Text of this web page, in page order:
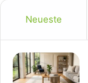
Neueste